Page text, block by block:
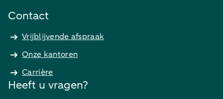
Contact
Vrijblijvende afspraak
Onze kantoren
Carrière
Heeft u vragen?